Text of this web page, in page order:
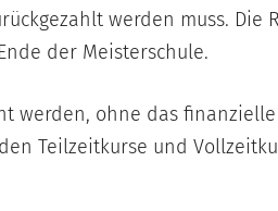
werden muss. Die
der Meisterschule.
werden, ohne das finanzielle
Teilzeitkurse und